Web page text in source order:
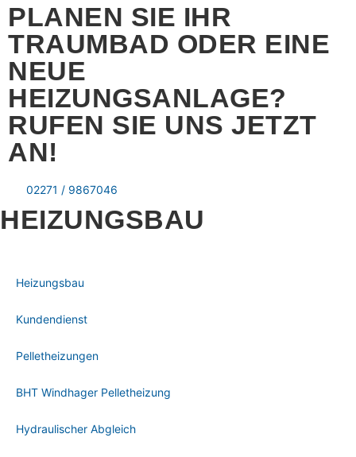
PLANEN SIE IHR
TRAUMBAD ODER EINE
NEUE
HEIZUNGSANLAGE?
RUFEN SIE UNS JETZT
AN!
02271 / 9867046
HEIZUNGSBAU
Heizungsbau
Kundendienst
Pelletheizungen
BHT Windhager Pelletheizung
Hydraulischer Abgleich